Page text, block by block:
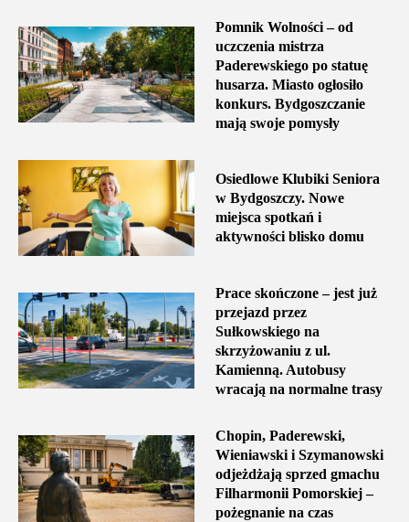
Pomnik Wolności – od
uczczenia mistrza
Paderewskiego po statuę
husarza. Miasto ogłosiło
konkurs. Bydgoszczanie
mają swoje pomysły
Osiedlowe Klubiki Seniora
w Bydgoszczy. Nowe
miejsca spotkań i
aktywności blisko domu
Prace skończone – jest już
przejazd przez
Sułkowskiego na
skrzyżowaniu z ul.
Kamienną. Autobusy
wracają na normalne trasy
Chopin, Paderewski,
Wieniawski i Szymanowski
odjeżdżają sprzed gmachu
Filharmonii Pomorskiej –
pożegnanie na czas